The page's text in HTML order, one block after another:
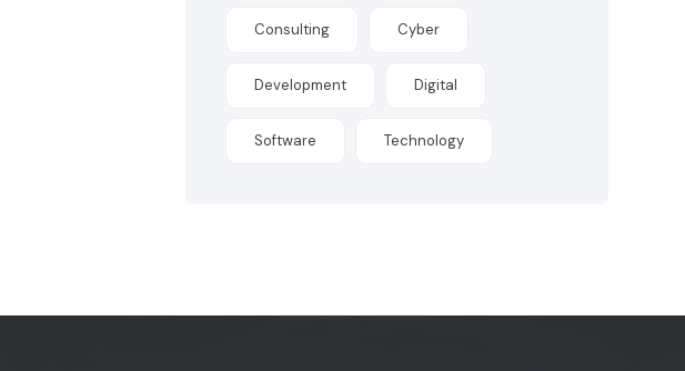
Consulting Cyber
Development Digital
Software Technology